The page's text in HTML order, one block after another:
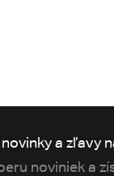
a zľavy
noviniek a